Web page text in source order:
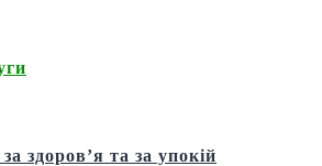
здоров’я та за упокій